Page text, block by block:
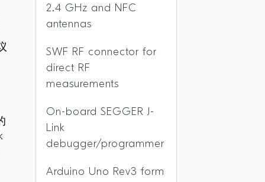
2.4 GHz and NFC
antennas
SWF RF connector for
direct RF
measurements
On-board SEGGER J-
Link
debugger/programmer
Arduino Uno Rev3 form